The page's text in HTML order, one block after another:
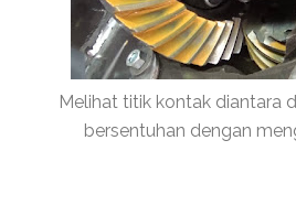
Melihat titik kontak diantara
bersentuhan dengan